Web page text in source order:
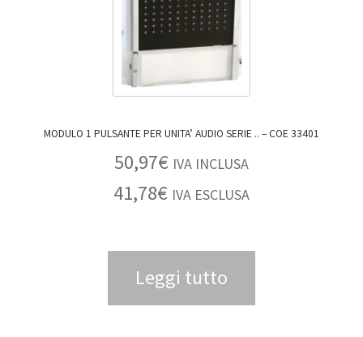
MODULO 1 PULSANTE PER UNITA’ AUDIO SERIE .. – COE 33401
50,97€ IVA INCLUSA
41,78€ IVA ESCLUSA
Leggi tutto